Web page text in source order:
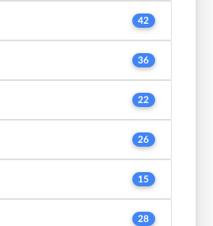
42
36
22
26
15
28